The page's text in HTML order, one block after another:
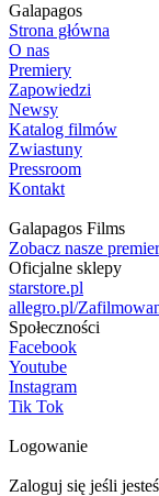
Galapagos
Strona główna
O nas
Premiery
Zapowiedzi
Newsy
Katalog filmów
Zwiastuny
Pressroom
Kontakt
Galapagos Films
Zobacz nasze
Oficjalne sklepy
starstore.pl
allegro.pl/
Społeczności
Facebook
Youtube
Instagram
Tik Tok
Logowanie
Zaloguj się jeśli jesteś